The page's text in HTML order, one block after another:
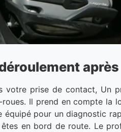
votre prise de contact, Un
roues. Il prend en compte la
équipé pour un diagnostic
en bord de route. Le